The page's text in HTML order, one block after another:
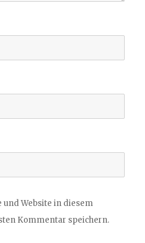
und Website in diesem
Kommentar speichern.